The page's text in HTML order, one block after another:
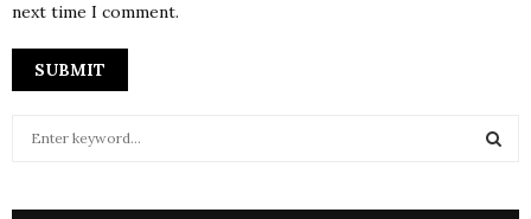
next time I comment.